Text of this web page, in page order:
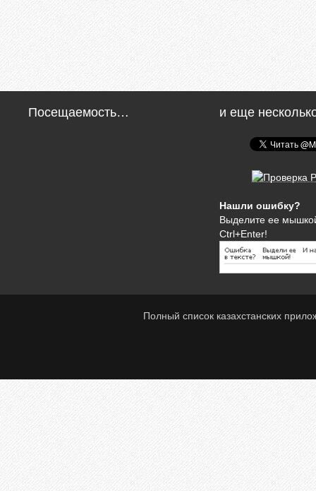
Посещаемость… и еще
Нашли ошибку?
Выделите ее
Ctrl+Enter!
Полный список казахстанских